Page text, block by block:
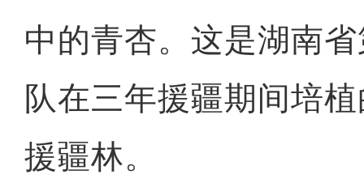
中的青杏。这是湖南
队在三年援疆期间培
援疆林。